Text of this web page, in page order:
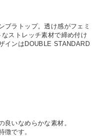
ブラトップ。透け感がフェミ
ストレッチ素材で締め付け
インはDOUBLE STANDARD
いなめらかな素材。
徴です。